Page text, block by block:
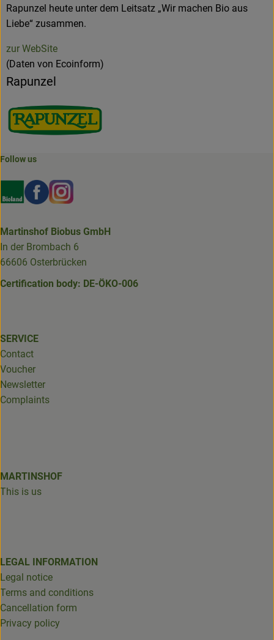
Rapunzel heute unter dem Leitsatz „Wir machen Bio aus
Liebe“ zusammen.
zur WebSite
(Daten von Ecoinform)
Rapunzel
Follow us
Externer Link zu https://www.bioland.de/verbraucher
Externer Link zu https://www.facebook.com/
Externer Link zu https://www.instagram.com/
Martinshof Biobus GmbH
In der Brombach 6
66606 Osterbrücken
Certification body: DE-ÖKO-006
SERVICE
Contact
Voucher
Newsletter
Complaints
MARTINSHOF
This is us
LEGAL INFORMATION
Legal notice
Terms and conditions
Cancellation form
Privacy policy